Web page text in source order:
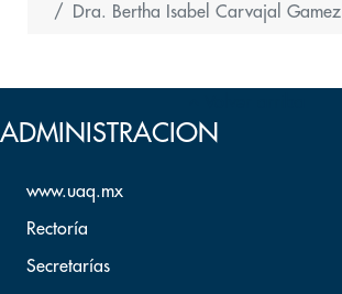
Dra. Bertha Isabel Carvajal Gamez
ADMINISTRACION
www.uaq.mx
Rectoría
Secretarías